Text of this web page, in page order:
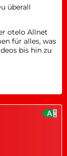
überall
otelo Allnet
für alles, was
bis hin zu